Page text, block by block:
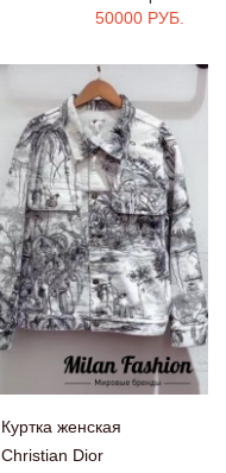
50000 РУБ.
Куртка женская
Christian Dior